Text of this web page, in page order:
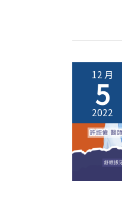
12 月
5
2022